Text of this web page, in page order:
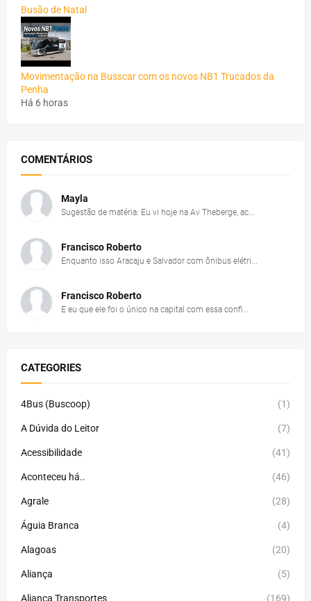
Busão de Natal
Movimentação na Busscar com os novos NB1 Trucados da
Penha
Há 6 horas
COMENTÁRIOS
Mayla
Sugestão de matéria: Eu vi hoje na Av Theberge, ac...
Francisco Roberto
Enquanto isso Aracaju e Salvador com ônibus elétri...
Francisco Roberto
E eu que ele foi o único na capital com essa confi...
CATEGORIES
4Bus (Buscoop) (1)
A Dúvida do Leitor (7)
Acessibilidade (41)
Aconteceu há.. (46)
Agrale (28)
Águia Branca (4)
Alagoas (20)
Aliança (5)
Aliança Transportes (169)